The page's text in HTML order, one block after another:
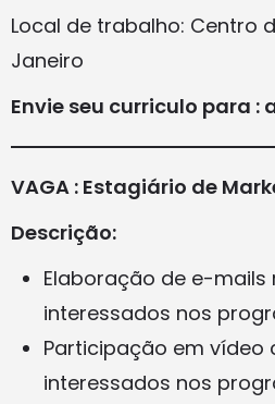
Local de trabalho: Centro
Janeiro
Envie seu curriculo para :
VAGA : Estagiário de
Descrição:
Elaboração de e-
interessados nos
Participação em vídeo
interessados nos